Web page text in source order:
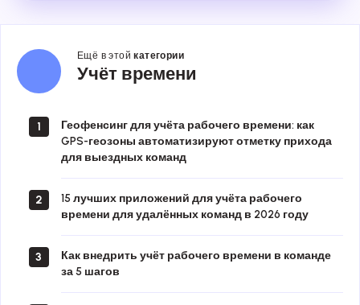
Ещё в этойкатегории
Учёт времени
Учёт
времени
1
Геофенсинг для учёта рабочего времени: как
GPS-геозоны автоматизируют отметку прихода
для выездных команд
2
15 лучших приложений для учёта рабочего
времени для удалённых команд в 2026 году
3
Как внедрить учёт рабочего времени в команде
за 5 шагов